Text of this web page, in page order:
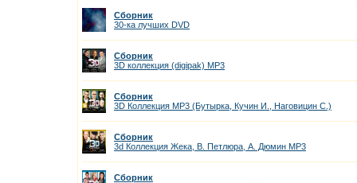
Сборник
30-ка лучших DVD
Сборник
3D коллекция (digipak) MP3
Сборник
3D Коллекция MP3 (Бутырка, Кучин И., Наговицин С.)
Сборник
3d Коллекция Жека, В. Петлюра, А. Дюмин MP3
Сборник